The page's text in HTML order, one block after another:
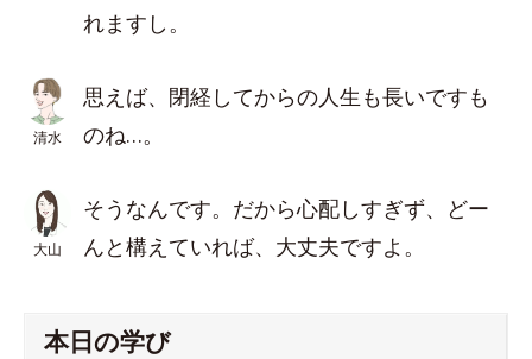
れますし。
清水
思えば、閉経してからの人生も長いですも
のね…。
大山
そうなんです。だから心配しすぎず、どー
んと構えていれば、大丈夫ですよ。
本日の学び